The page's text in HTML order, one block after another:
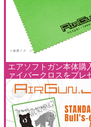
エアソフトガン本体購
ァイバークロスをプレ